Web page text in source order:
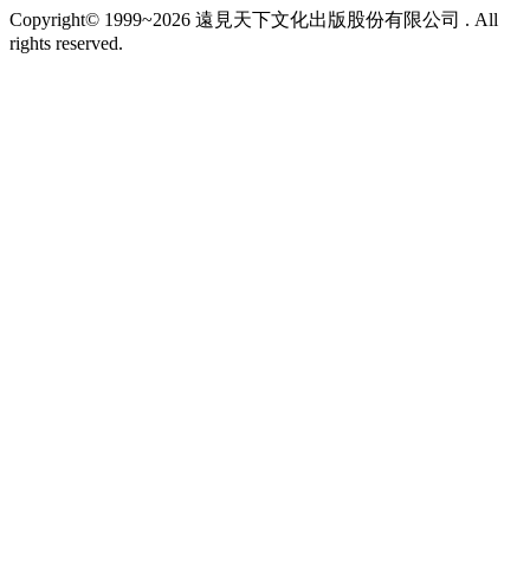
Copyright© 1999~2026 遠見天下文化出版股份有限公司 . All
rights reserved.